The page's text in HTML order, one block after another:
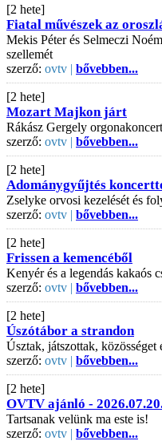
[2 hete]
Fiatal művészek az
Mekis Péter és Selmeczi
szellemét
szerző: ovtv | bővebben...
[2 hete]
Mozart Majkon járt
Rákász Gergely
szerző: ovtv | bővebben...
[2 hete]
Adománygyűjtés
Zselyke orvosi kezelését és
szerző: ovtv | bővebben...
[2 hete]
Frissen a kemencéből
Kenyér és a legendás kakaós
szerző: ovtv | bővebben...
[2 hete]
Úszótábor a strandon
Úsztak, játszottak, közösséget
szerző: ovtv | bővebben...
[2 hete]
OVTV ajánló -
Tartsanak velünk ma este is!
szerző: ovtv | bővebben...